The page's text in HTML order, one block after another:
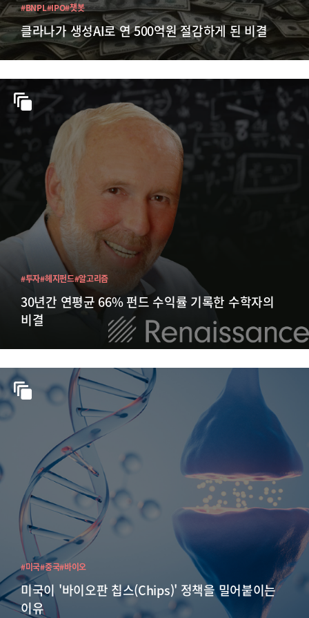
클라나가 생성AI로 연 500억원 절감하게 된 비결
#BNPL#IPO#챗봇
30년간 연평균 66% 펀드 수익률 기록한 수학자의
비결
#투자#헤지펀드#알고리즘
미국이 '바이오판 칩스(Chips)' 정책을 밀어붙이는
이유
#미국#중국#바이오